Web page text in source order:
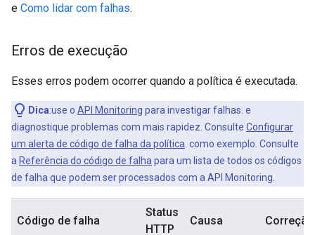
e Como lidar com falhas.
Erros de execução
Esses erros podem ocorrer quando a política é executada.
Dica:use o API Monitoring para investigar falhas. e
diagnostique problemas com mais rapidez. Consulte Configurar
um alerta de código de falha da política . como exemplo. Consulte
a Referência do código de falha para um lista de todos os códigos
de falha que podem ser processados com a API Monitoring.
Código de falha
Status
HTTP
Causa Correção